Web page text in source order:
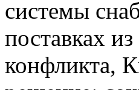
системы
поставках
конфликта,